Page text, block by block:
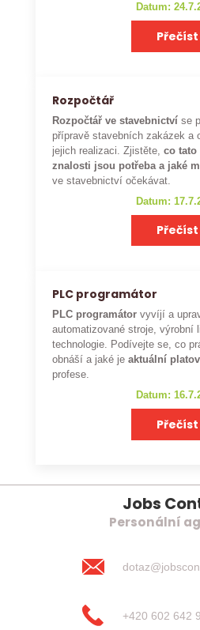
Datum:
Přečíst
Rozpočtář
Rozpočtář ve stavebnictví se
přípravě stavebních zakázek a
jejich realizaci. Zjistěte,co tato
znalosti jsou potřeba a jaké
ve stavebnictví očekávat.
Datum:
Přečíst
PLC programátor
PLC programátor vyvíjí a
automatizované stroje, výrobní
technologie. Podívejte se, co
obnáší a jaké je aktuální
profese.
Datum:
Přečíst
Jobs
Personální
+420 602 642